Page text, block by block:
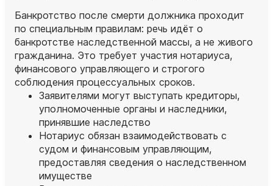
Банкротство после смерти должника проходит
по специальным правилам: речь идёт о
банкротстве наследственной массы, а не живого
гражданина. Это требует участия нотариуса,
финансового управляющего и строгого
соблюдения процессуальных сроков.
Заявителями могут выступать кредиторы,
уполномоченные органы и наследники,
принявшие наследство
Нотариус обязан взаимодействовать с
судом и финансовым управляющим,
предоставляя сведения о наследственном
имуществе